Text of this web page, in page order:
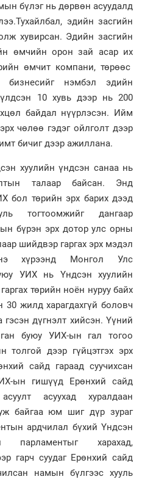
бүлэг нь дөрвөн асуудалд
эдийн засгийн
хувирсан. Эдийн засгийн
өмчийн орон зай асар их
өмчит компани, төрөөс
бизнесийг нэмбэл эдийн
10 хувь дээр нь 200
байдал нүүрлэсэн. Ийм
чөлөө гэдэг ойлголт дээр
бичиг дээр ажиллана.
хуулийн үндсэн санаа нь
талаар байсан. Энд
бол төрийн эрх барих дээд
тогтоомжийг дангаар
бүрэн эрх дотор улс орны
шийдвэр гаргах эрх мэдэл
хүрээнд Монгол Улс
УИХ нь Үндсэн хуулийн
төрийн ноён нуруу байх
30 жилд харагдахгүй боловч
гэсэн дүгнэлт хийсэн. Үүний
буюу УИХ-ын гал тогоо
дээр гүйцэтгэх эрх
сайд гараад суучихсан
ын гишүүд Ерөнхий сайд
асуухад хуралдаан
байгаа юм шиг дүр зураг
ардчилал бүхий Үндсэн
харахад,
гарч суудаг Ерөнхий сайд
намын бүлгээс хууль